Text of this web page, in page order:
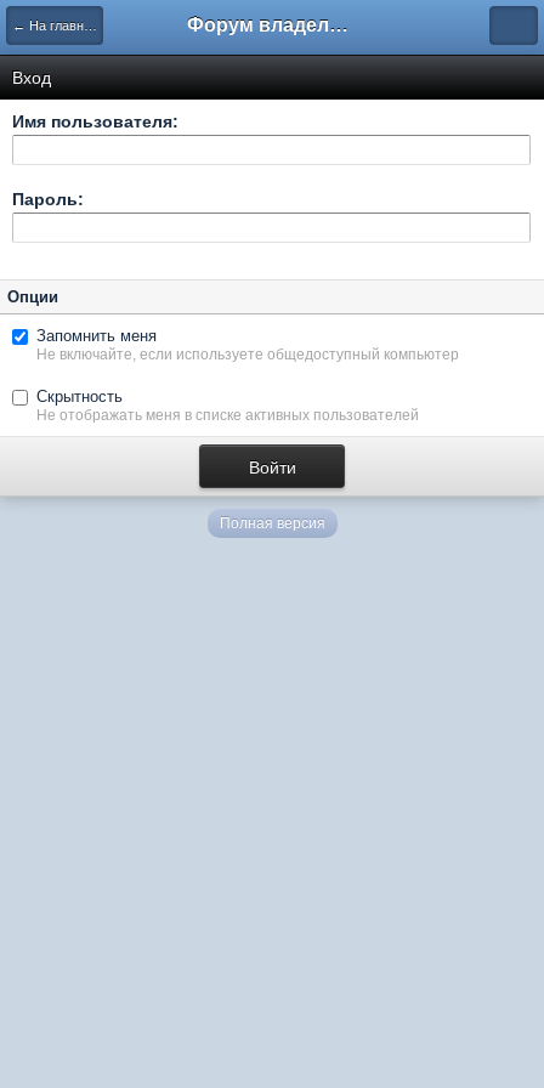
← На главную Форум владельцев интернет-магазинов
Вход
Имя пользователя:
Пароль:
Опции
Запомнить меня
Не включайте, если используете общедоступный компьютер
Скрытность
Не отображать меня в списке активных пользователей
Полная версия